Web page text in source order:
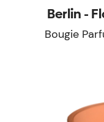
Berlin -
Bougie